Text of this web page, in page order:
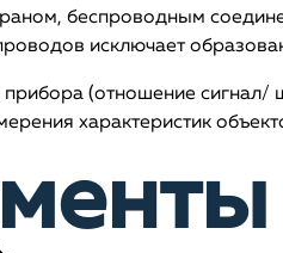
беспроводным
исключает
(отношение сигнал/
характеристик